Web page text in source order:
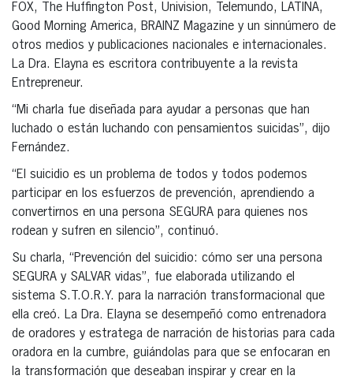
FOX, The Huffington Post, Univision, Telemundo, LATINA,
Good Morning America, BRAINZ Magazine y un sinnúmero de
otros medios y publicaciones nacionales e internacionales.
La Dra. Elayna es escritora contribuyente a la revista
Entrepreneur.
“Mi charla fue diseñada para ayudar a personas que han
luchado o están luchando con pensamientos suicidas”, dijo
Fernández.
“El suicidio es un problema de todos y todos podemos
participar en los esfuerzos de prevención, aprendiendo a
convertirnos en una persona SEGURA para quienes nos
rodean y sufren en silencio”, continuó.
Su charla, “Prevención del suicidio: cómo ser una persona
SEGURA y SALVAR vidas”, fue elaborada utilizando el
sistema S.T.O.R.Y. para la narración transformacional que
ella creó. La Dra. Elayna se desempeñó como entrenadora
de oradores y estratega de narración de historias para cada
oradora en la cumbre, guiándolas para que se enfocaran en
la transformación que deseaban inspirar y crear en la